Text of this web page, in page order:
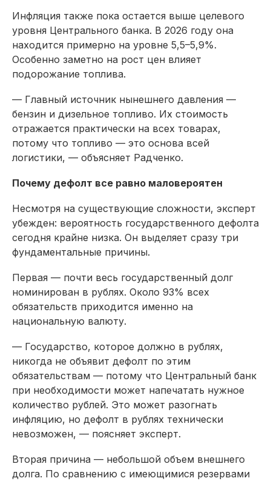
Инфляция также пока остается выше целевого
уровня Центрального банка. В 2026 году она
находится примерно на уровне 5,5–5,9%.
Особенно заметно на рост цен влияет
подорожание топлива.
— Главный источник нынешнего давления —
бензин и дизельное топливо. Их стоимость
отражается практически на всех товарах,
потому что топливо — это основа всей
логистики, — объясняет Радченко.
Почему дефолт все равно маловероятен
Несмотря на существующие сложности, эксперт
убежден: вероятность государственного дефолта
сегодня крайне низка. Он выделяет сразу три
фундаментальные причины.
Первая — почти весь государственный долг
номинирован в рублях. Около 93% всех
обязательств приходится именно на
национальную валюту.
— Государство, которое должно в рублях,
никогда не объявит дефолт по этим
обязательствам — потому что Центральный банк
при необходимости может напечатать нужное
количество рублей. Это может разогнать
инфляцию, но дефолт в рублях технически
невозможен, — поясняет эксперт.
Вторая причина — небольшой объем внешнего
долга. По сравнению с имеющимися резервами